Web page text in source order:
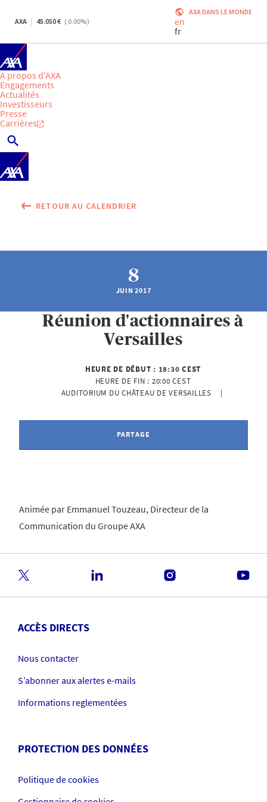
AXA 45.050 ( 0.00%)
AXA DANS LE MONDE
en
fr
A propos d'AXA
Engagements
Actualités
Investisseurs
Presse
Carrières
RETOUR AU CALENDRIER
8
JUIN 2017
Réunion d'actionnaires à
Versailles
HEURE DE DÉBUT : 18:30 CEST
HEURE DE FIN : 20:00 CEST
AUDITORIUM DU CHÂTEAU DE VERSAILLES    |
PARTAGE
Animée par Emmanuel Touzeau, Directeur de la
Communication du Groupe AXA
ACCÈS DIRECTS
Nous contacter
S’abonner aux alertes e-mails
Informations reglementées
PROTECTION DES DONNÉES
Politique de cookies